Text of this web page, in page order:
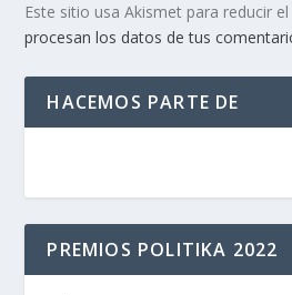
Este sitio usa Akismet para reducir
procesan los datos de tus
HACEMOS PARTE DE
PREMIOS POLITIKA 2022